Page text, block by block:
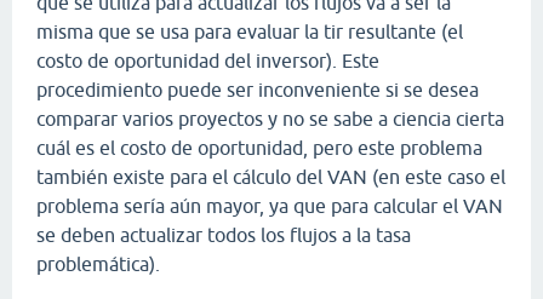
misma que se usa para evaluar la tir resultante (el
costo de oportunidad del inversor). Este
procedimiento puede ser inconveniente si se desea
comparar varios proyectos y no se sabe a ciencia cierta
cuál es el costo de oportunidad, pero este problema
también existe para el cálculo del VAN (en este caso el
problema sería aún mayor, ya que para calcular el VAN
se deben actualizar todos los flujos a la tasa
problemática).